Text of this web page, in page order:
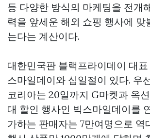
등 다양한 방식의 마케팅을 전개
력을 앞세운 해외 쇼핑 행사에 맞
는다는 계산이다.
대한민국판 블랙프라이데이 대
스마일데이와 십일절이 있다. 우
코리아는 20일까지 G마켓과 옥
대 할인 행사인 빅스마일데이를
가하는 판매자는 7만여명으로 역